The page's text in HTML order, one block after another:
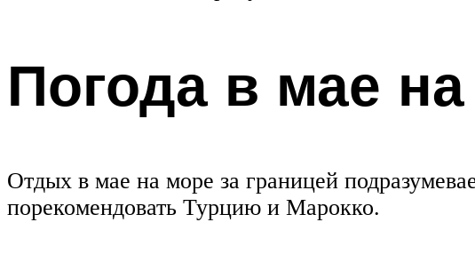
Погода в мае
Отдых в мае на море за границей
порекомендовать Турцию и Марокко.